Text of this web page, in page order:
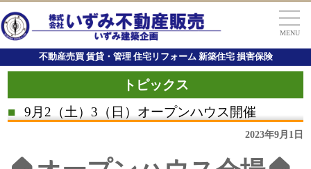
MENU
不動産売買 賃貸・管理 住宅リフォーム 新築住宅 損害保険
トピックス
■
9月2（土）3（日）オープンハウス開催
2023年9月1日